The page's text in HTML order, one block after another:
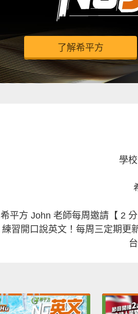
了解希平方
學
希平方 John 老師每周邀請【 2
練習開口說英文！每周三定期更